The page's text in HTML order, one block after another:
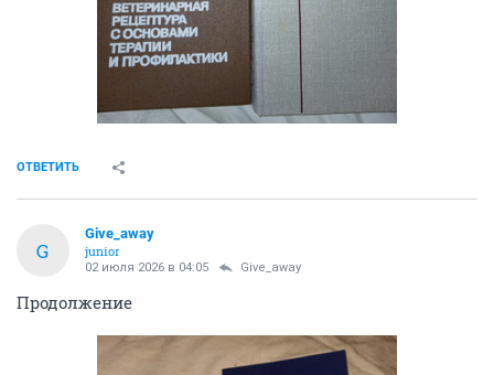
ОТВЕТИТЬ
G
Give_away
junior
02 июля 2026 в 04:05 Give_away
Продолжение